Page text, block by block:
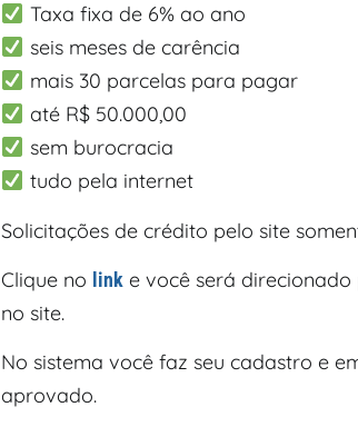
Taxa fixa de 6% ao ano
seis meses de carência
mais 30 parcelas para pagar
até R$ 50.000,00
sem burocracia
tudo pela internet
Solicitações de crédito pelo site
Clique no link e você será
no site.
No sistema você faz seu cadastro e
aprovado.